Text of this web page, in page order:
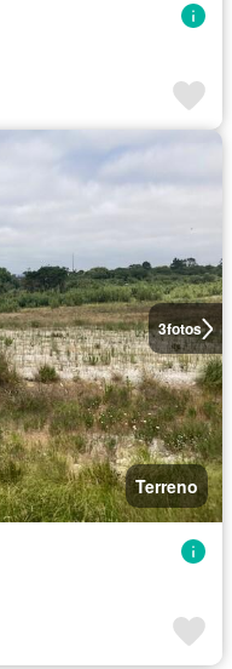
3fotos
Terreno